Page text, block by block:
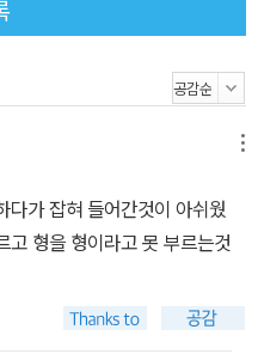
친 파격적인 사상과 사회적인
상과 철학이 무엇인지 인터뷰 형
《홍길동전》을 탄생시킨 모티프
전개되었는지도 살펴볼 수 있
나라의 의적은 물론, 세계 각
의 실제 모델이 어느 나라였는
해 여러 이본이 생겼습니다.
경판 24장본을 풀어 썼습니다.
다가 잡혀 들어간것이 아쉬웠
고 형을 형이라고 못 부르는것